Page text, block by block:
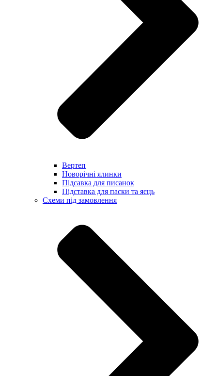
Вертеп
Новорічні ялинки
Підсавка для писанок
Підставка для паски та яєць
Схеми під замовлення